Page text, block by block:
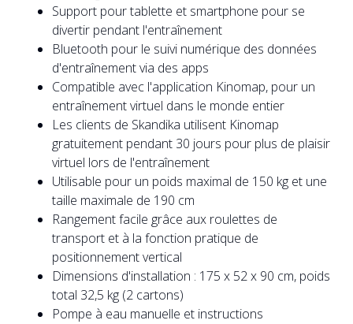
Support pour tablette et smartphone pour se
divertir pendant l'entraînement
Bluetooth pour le suivi numérique des données
d'entraînement via des apps
Compatible avec l'application Kinomap, pour un
entraînement virtuel dans le monde entier
Les clients de Skandika utilisent Kinomap
gratuitement pendant 30 jours pour plus de plaisir
virtuel lors de l'entraînement
Utilisable pour un poids maximal de 150 kg et une
taille maximale de 190 cm
Rangement facile grâce aux roulettes de
transport et à la fonction pratique de
positionnement vertical
Dimensions d'installation : 175 x 52 x 90 cm, poids
total 32,5 kg (2 cartons)
Pompe à eau manuelle et instructions